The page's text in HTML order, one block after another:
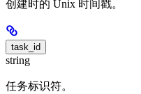
创建时的 Unix 时间戳。
task_id
string
任务标识符。